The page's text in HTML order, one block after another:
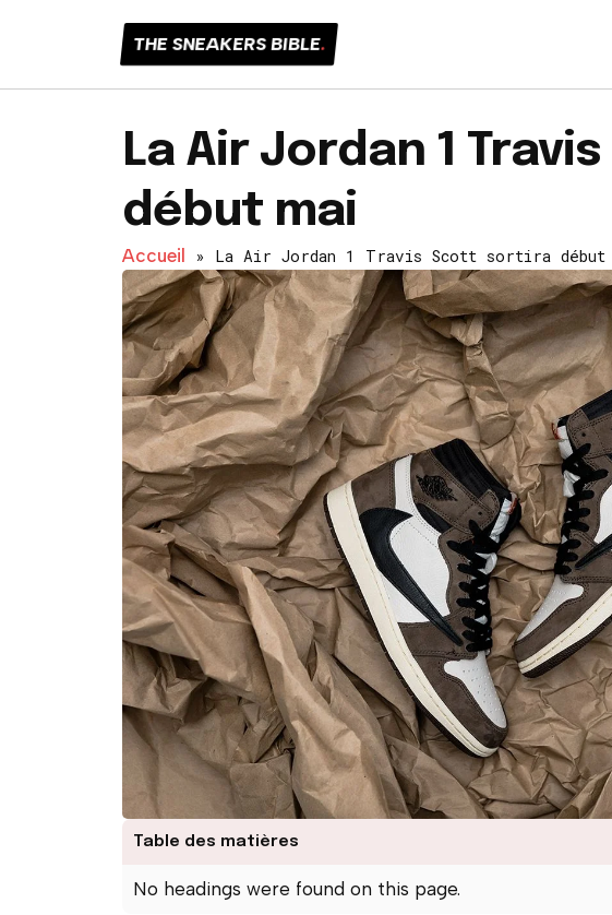
THE SNEAKERS BIBLE.
La Air Jordan 1
début mai
Accueil » La Air Jordan 1 Travis Scott sortira début
Table des matières
No headings were found on this page.